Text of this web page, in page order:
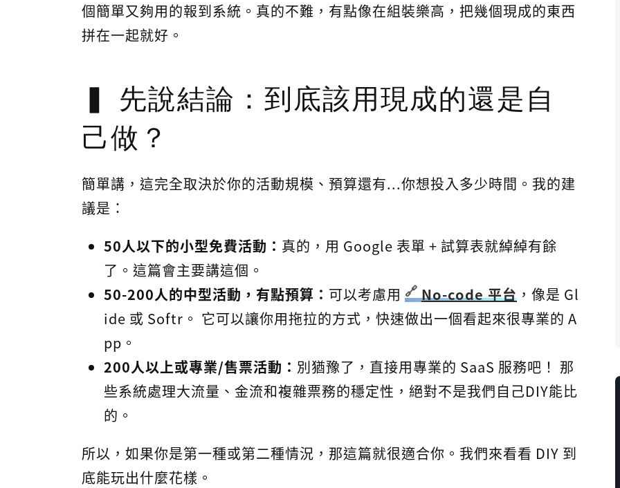
個簡單又夠用的報到系統。真的不難，有點像在組裝樂高，把幾個現成的東西
拼在一起就好。
先說結論：到底該用現成的還是自
己做？
簡單講，這完全取決於你的活動規模、預算還有...你想投入多少時間。我的建
議是：
50人以下的小型免費活動： 真的，用 Google 表單 + 試算表就綽綽有餘
了。這篇會主要講這個。
50-200人的中型活動，有點預算： 可以考慮用 No-code 平台 ，像是 Gl
ide 或 Softr。 它可以讓你用拖拉的方式，快速做出一個看起來很專業的 A
pp。
200人以上或專業/售票活動： 別猶豫了，直接用專業的 SaaS 服務吧！ 那
些系統處理大流量、金流和複雜票務的穩定性，絕對不是我們自己DIY能比
的。
所以，如果你是第一種或第二種情況，那這篇就很適合你。我們來看看 DIY 到
底能玩出什麼花樣。